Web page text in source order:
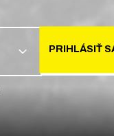
PRIHLÁSIŤ